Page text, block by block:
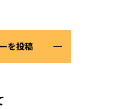
を投稿